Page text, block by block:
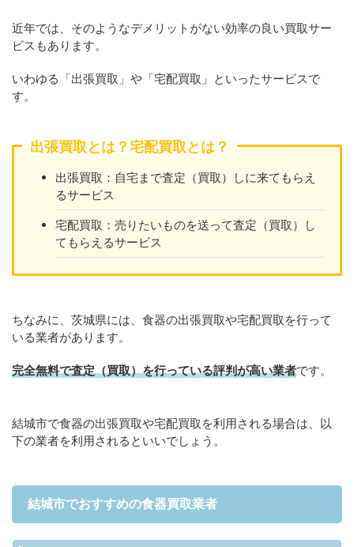
近年では、そのようなデメリットがない効率の良い買取サー
ビスもあります。
いわゆる「出張買取」や「宅配買取」といったサービスで
す。
出張買取とは？宅配買取とは？
出張買取：自宅まで査定（買取）しに来てもらえ
るサービス
宅配買取：売りたいものを送って査定（買取）し
てもらえるサービス
ちなみに、茨城県には、食器の出張買取や宅配買取を行って
いる業者があります。
完全無料で査定（買取）を行っている評判が高い業者です。
結城市で食器の出張買取や宅配買取を利用される場合は、以
下の業者を利用されるといいでしょう。
結城市でおすすめの食器買取業者